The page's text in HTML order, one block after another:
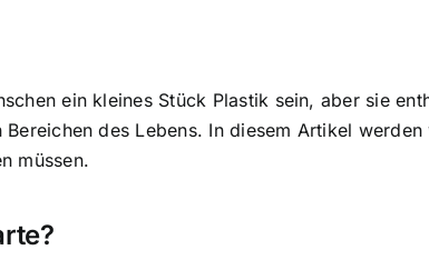
ein kleines Stück Plastik sein, aber sie
des Lebens. In diesem Artikel
müssen.